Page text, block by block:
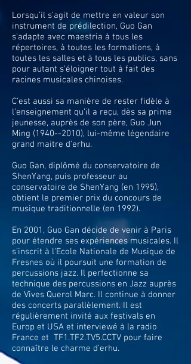
Lorsqu’il s’agit de mettre en valeur son
instrument de prédilection, Guo Gan
s’adapte avec maestria à tous les
répertoires, à toutes les formations, à
toutes les salles et à tous les publics, sans
pour autant s’éloigner tout à fait des
racines musicales chinoises.
C’est aussi sa manière de rester fidèle à
l’enseignement qu’il a reçu, dès sa prime
jeunesse, auprès de son père, Guo Jun
Ming (1940--2010), lui-même légendaire
grand maitre d'erhu.
Guo Gan, diplômé du conservatoire de
ShenYang, puis professeur au
conservatoire de ShenYang (en 1995),
obtient le premier prix du concours de
musique traditionnelle (en 1992).
En 2001, Guo Gan décide de venir à Paris
pour étendre ses expériences musicales. Il
s’inscrit à l'Ecole Nationale de Musique de
Fresnes où il poursuit une formation de
percussions jazz. Il perfectionne sa
technique des percussions en Jazz auprès
de Vives Querol Marc. Il continue à donner
des concerts parallèlement. Il est
régulièrement invité aux festivals en
Europ et USA et interviewé à la radio
France et TF1.TF2.TV5.CCTV pour faire
connaître le charme d’erhu.